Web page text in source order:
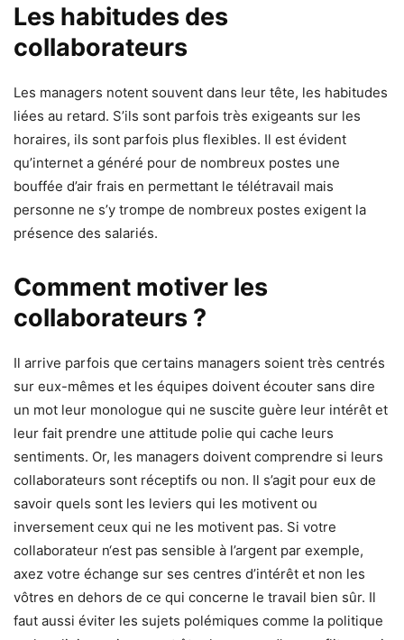
Les habitudes des
collaborateurs
Les managers notent souvent dans leur tête, les habitudes
liées au retard. S’ils sont parfois très exigeants sur les
horaires, ils sont parfois plus flexibles. Il est évident
qu’internet a généré pour de nombreux postes une
bouffée d’air frais en permettant le télétravail mais
personne ne s’y trompe de nombreux postes exigent la
présence des salariés.
Comment motiver les
collaborateurs ?
Il arrive parfois que certains managers soient très centrés
sur eux-mêmes et les équipes doivent écouter sans dire
un mot leur monologue qui ne suscite guère leur intérêt et
leur fait prendre une attitude polie qui cache leurs
sentiments. Or, les managers doivent comprendre si leurs
collaborateurs sont réceptifs ou non. Il s’agit pour eux de
savoir quels sont les leviers qui les motivent ou
inversement ceux qui ne les motivent pas. Si votre
collaborateur n‘est pas sensible à l’argent par exemple,
axez votre échange sur ses centres d’intérêt et non les
vôtres en dehors de ce qui concerne le travail bien sûr. Il
faut aussi éviter les sujets polémiques comme la politique